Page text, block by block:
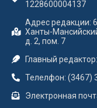
1228600004137
Адрес редакции:
Ханты-
д. 2, пом. 7
Главный
Телелфон: (3467)
Электронная